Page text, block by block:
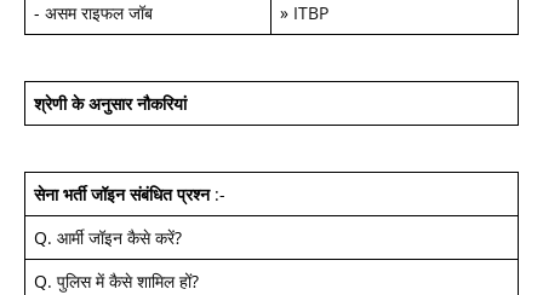
- असम राइफल जॉब » ITBP
श्रेणी के अनुसार नौकरियां
सेना भर्ती जॉइन संबंधित प्रश्न:-
Q. आर्मी जॉइन कैसे करें?
Q. पुलिस में कैसे शामिल हों?